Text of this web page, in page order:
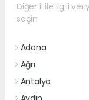
Diğer il ile ilgili
seçin
Adana
Ağrı
Antalya